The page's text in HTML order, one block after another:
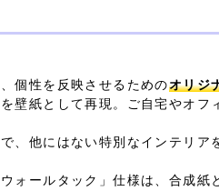
個性を反映させるためのオリジ
壁紙として再現。ご自宅やオフ
、他にはない特別なインテリア
ォールタック」仕様は、合成紙